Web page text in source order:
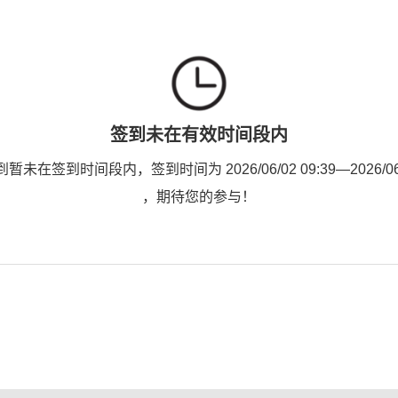
签到未在有效时间段内
暂未在签到时间段内，签到时间为 2026/06/02 09:39—2026/
，期待您的参与！